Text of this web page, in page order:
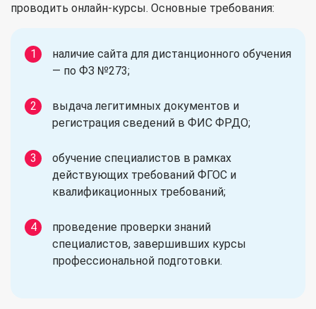
проводить онлайн-курсы. Основные требования:
наличие сайта для дистанционного обучения
— по ФЗ №273;
выдача легитимных документов и
регистрация сведений в ФИС ФРДО;
обучение специалистов в рамках
действующих требований ФГОС и
квалификационных требований;
проведение проверки знаний
специалистов, завершивших курсы
профессиональной подготовки.